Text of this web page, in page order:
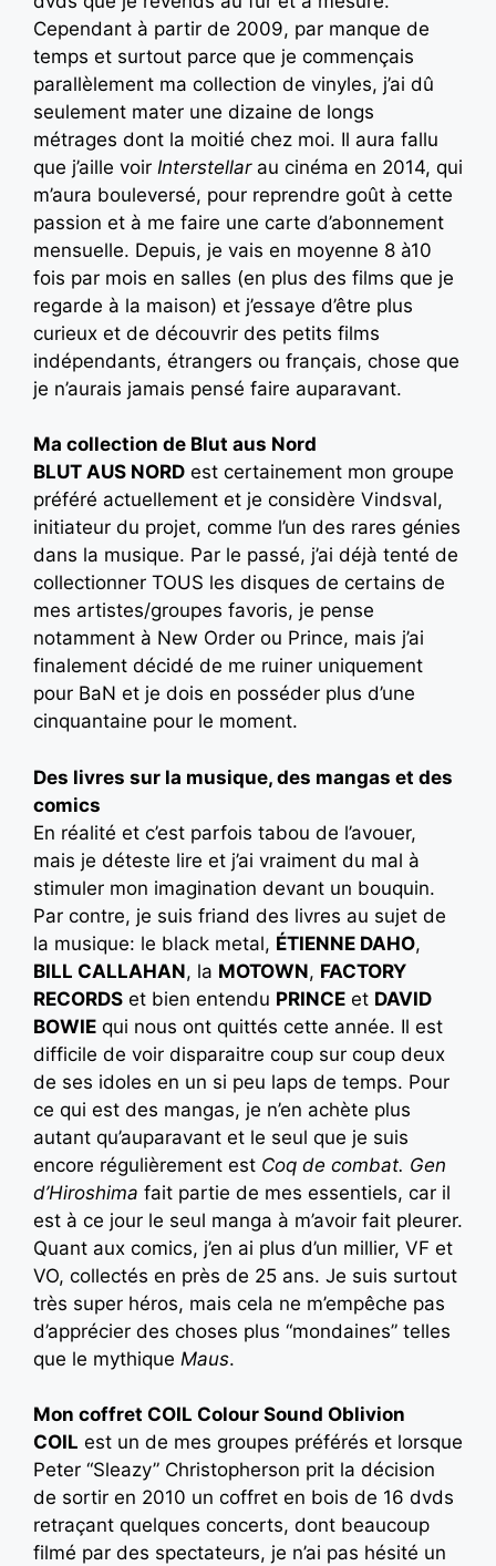
Cependant à partir de 2009, par manque de
temps et surtout parce que je commençais
parallèlement ma collection de vinyles, j’ai dû
seulement mater une dizaine de longs
métrages dont la moitié chez moi. Il aura fallu
que j’aille voir Interstellarau cinéma en 2014, qui
m’aura bouleversé, pour reprendre goût à cette
passion et à me faire une carte d’abonnement
mensuelle. Depuis, je vais en moyenne 8 à10
fois par mois en salles (en plus des films que je
regarde à la maison) et j’essaye d’être plus
curieux et de découvrir des petits films
indépendants, étrangers ou français, chose que
je n’aurais jamais pensé faire auparavant.
Ma collection de Blut aus Nord
BLUT AUS NORD est certainement mon groupe
préféré actuellement et je considère Vindsval,
initiateur du projet, comme l’un des rares génies
dans la musique. Par le passé, j’ai déjà tenté de
collectionner TOUS les disques de certains de
mes artistes/groupes favoris, je pense
notamment à New Order ou Prince, mais j’ai
finalement décidé de me ruiner uniquement
pour BaN et je dois en posséder plus d’une
cinquantaine pour le moment.
Des livres sur la musique, des mangas et des
comics
En réalité et c’est parfois tabou de l’avouer,
mais je déteste lire et j’ai vraiment du mal à
stimuler mon imagination devant un bouquin.
Par contre, je suis friand des livres au sujet de
la musique: le black metal, ÉTIENNE DAHO,
BILL CALLAHAN, la MOTOWN, FACTORY
RECORDS et bien entendu PRINCE et DAVID
BOWIE qui nous ont quittés cette année. Il est
difficile de voir disparaitre coup sur coup deux
de ses idoles en un si peu laps de temps. Pour
ce qui est des mangas, je n’en achète plus
autant qu’auparavant et le seul que je suis
encore régulièrement est Coq de combat. Gen
d’Hiroshima fait partie de mes essentiels, car il
est à ce jour le seul manga à m’avoir fait pleurer.
Quant aux comics, j’en ai plus d’un millier, VF et
VO, collectés en près de 25 ans. Je suis surtout
très super héros, mais cela ne m’empêche pas
d’apprécier des choses plus “mondaines” telles
que le mythique Maus.
Mon coffret COIL Colour Sound Oblivion
COIL est un de mes groupes préférés et lorsque
Peter “Sleazy” Christopherson prit la décision
de sortir en 2010 un coffret en bois de 16 dvds
retraçant quelques concerts, dont beaucoup
filmé par des spectateurs, je n’ai pas hésité un